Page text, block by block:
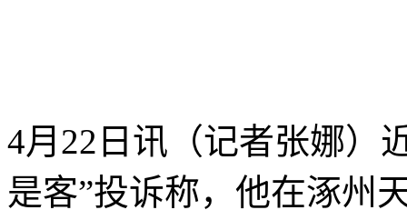
4月22日讯（记者张娜）
是客”投诉称，他在涿州